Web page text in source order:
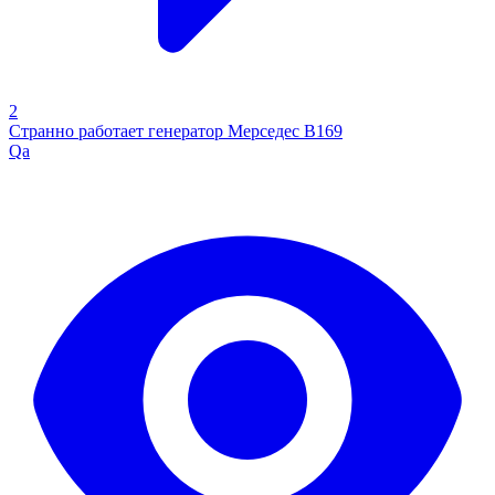
2
Странно работает генератор Мерседес В169
Qa